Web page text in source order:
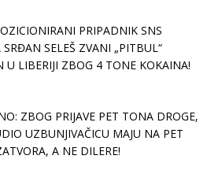
PRIPADNIK SNS
SRĐAN SELEŠ ZVANI „PITBUL“
U LIBERIJI ZBOG 4 TONE KOKAINA!
ZBOG PRIJAVE PET TONA DROGE,
UZBUNJIVAČICU MAJU NA PET
A NE DILERE!